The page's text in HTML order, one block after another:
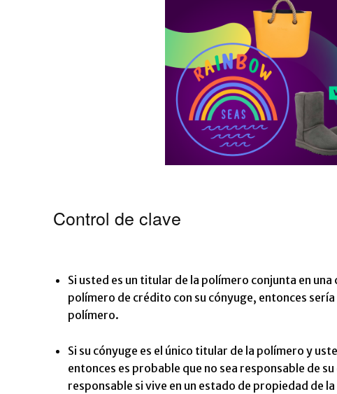
Control de clave
Si usted es un titular de la polímero conjunta en
polímero de crédito con su cónyuge, entonces
polímero.
Si su cónyuge es el único titular de la polímero y
entonces es probable que no sea responsable de
responsable si vive en un estado de propiedad de